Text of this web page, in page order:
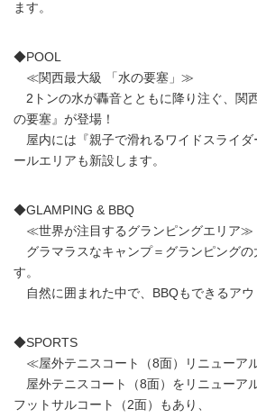
ます。
◆POOL
≪関西最大級 「水の要塞」≫
2トンの水が轟音とともに降り注ぐ、関
の要塞』が登場！
屋内には『親子で滑れるワイドスライダ
ールエリアも新設します。
◆GLAMPING & BBQ
≪世界が注目するグランピングエリア≫
グラマラスなキャンプ＝グランピングの
す。
自然に囲まれた中で、BBQもできるアウ
◆SPORTS
≪屋外テニスコート（8面）リニューア
屋外テニスコート（8面）をリニューア
フットサルコート（2面）もあり、